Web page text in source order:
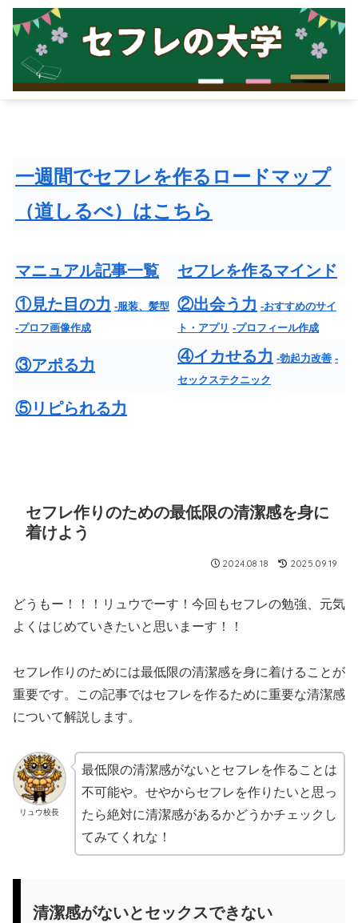
一週間でセフレを作るロードマップ
（道しるべ）はこちら
マニュアル記事一覧
セフレを作るマインド
①見た目の力 -服装、髪型
-プロフ画像作成
②出会う力 -おすすめのサイ
ト・アプリ -プロフィール作成
③アポる力 ④イカせる力 -勃起力改善 -
セックステクニック
⑤リピられる力
セフレ作りのための最低限の清潔感を身に
着けよう
2024.08.18 2025.09.19
どうもー！！！リュウでーす！今回もセフレの勉強、元気
よくはじめていきたいと思いまーす！！
セフレ作りのためには最低限の清潔感を身に着けることが
重要です。この記事ではセフレを作るために重要な清潔感
について解説します。
リュウ校長
最低限の清潔感がないとセフレを作ることは
不可能や。せやからセフレを作りたいと思っ
たら絶対に清潔感があるかどうかチェックし
てみてくれな！
清潔感がないとセックスできない